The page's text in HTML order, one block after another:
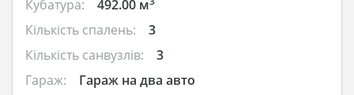
Кубатура: 492.00 м
Кількість спалень:
3
Кількість санвузлів:
3
Гараж:
Гараж на два авто